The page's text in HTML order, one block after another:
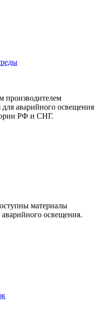
производителем
аварийного освещения
РФ и СНГ.
материалы
освещения.